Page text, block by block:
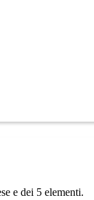
e dei 5 elementi.